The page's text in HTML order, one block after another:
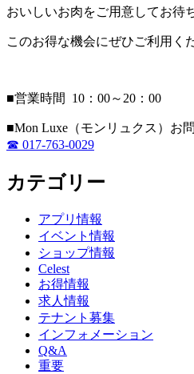
おいしいお肉をご用意してお待
このお得な機会にぜひご利用く
■営業時間 10：00～20：00
■Mon Luxe（モンリュクス）お
☎ 017-763-0029
カテゴリー
アプリ情報
イベント情報
ショップ情報
Celest
お得情報
求人情報
テナント募集
インフォメーション
Q&A
重要